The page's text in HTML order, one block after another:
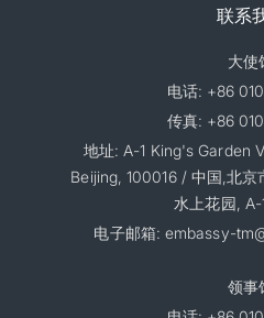
联系
大使
电话: +86
传真: +86
地址: A-1 King's Garden
Beijing, 100016 / 中国,北京
水上花园, A-
电子邮箱: embassy-
领事